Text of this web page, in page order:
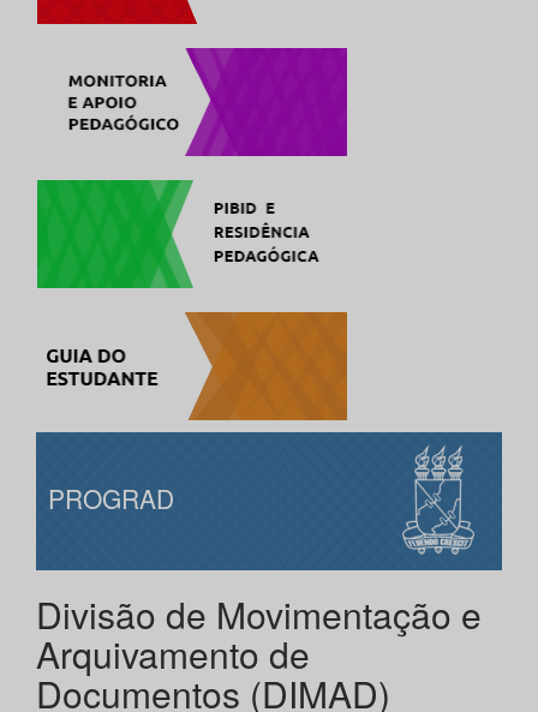
PROGRAD
Divisão de Movimentação e
Arquivamento de
Documentos (DIMAD)